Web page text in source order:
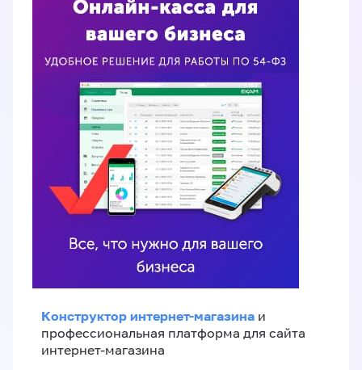
Конструктор интернет-магазина и
профессиональная платформа для сайта
интернет-магазина